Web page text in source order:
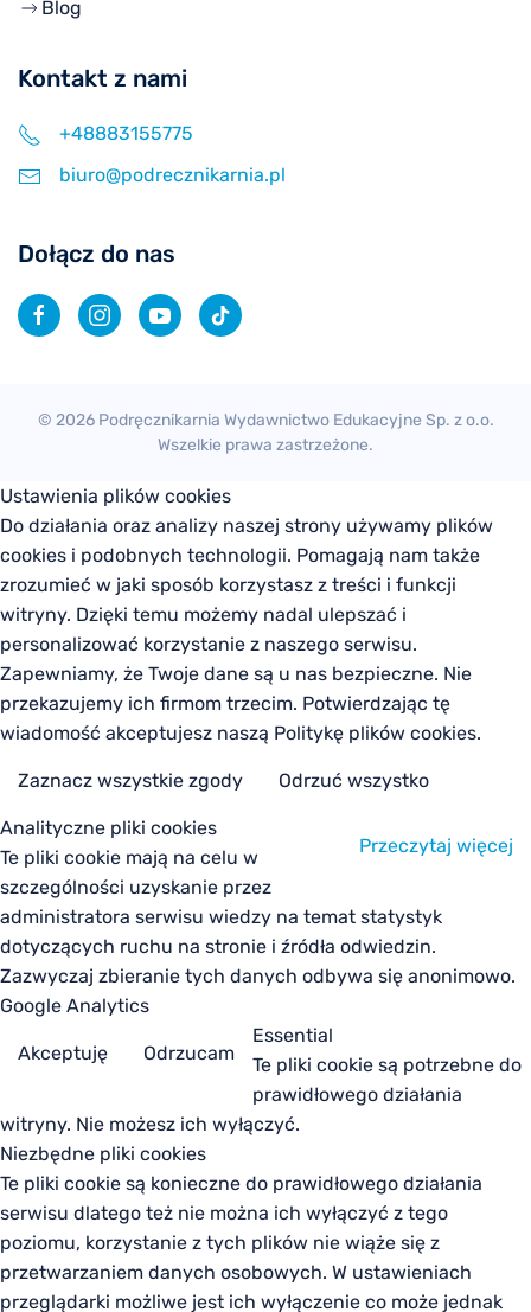
Blog
Kontakt z nami
+48883155775
biuro@podrecznikarnia.pl
Dołącz do nas
© 2026Podręcznikarnia Wydawnictwo Edukacyjne Sp. z o.o.
Wszelkie prawa zastrzeżone.
Ustawienia plików cookies
Do działania oraz analizy naszej strony używamy plików
cookies i podobnych technologii. Pomagają nam także
zrozumieć w jaki sposób korzystasz z treści i funkcji
witryny. Dzięki temu możemy nadal ulepszać i
personalizować korzystanie z naszego serwisu.
Zapewniamy, że Twoje dane są u nas bezpieczne. Nie
przekazujemy ich firmom trzecim. Potwierdzając tę
wiadomość akceptujesz naszą Politykę plików cookies.
Zaznacz wszystkie zgody Odrzuć wszystko
Przeczytaj więcej
Analityczne pliki cookies
Te pliki cookie mają na celu w
szczególności uzyskanie przez
administratora serwisu wiedzy na temat statystyk
dotyczących ruchu na stronie i źródła odwiedzin.
Zazwyczaj zbieranie tych danych odbywa się anonimowo.
Google Analytics
Akceptuję Odrzucam
Essential
Te pliki cookie są potrzebne do
prawidłowego działania
witryny. Nie możesz ich wyłączyć.
Niezbędne pliki cookies
Te pliki cookie są konieczne do prawidłowego działania
serwisu dlatego też nie można ich wyłączyć z tego
poziomu, korzystanie z tych plików nie wiąże się z
przetwarzaniem danych osobowych. W ustawieniach
przeglądarki możliwe jest ich wyłączenie co może jednak